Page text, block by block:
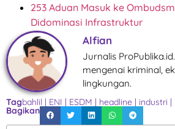
253 Aduan Masuk ke
Didominasi Infrastruktur
Alfian
Jurnalis
mengenai kriminal,
lingkungan.
Tagbahlil | ENI | ESDM | headline | industri |
Bagikan